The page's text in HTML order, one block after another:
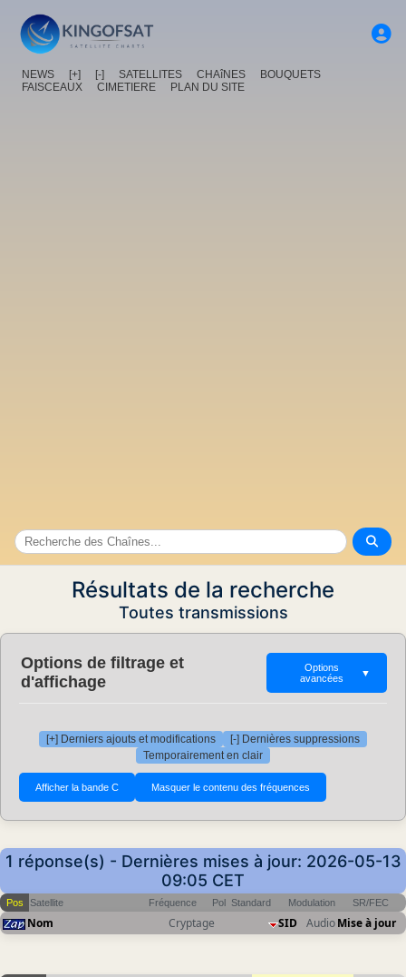
NEWS [+] [-] SATELLITES CHAîNES
BOUQUETS
FAISCEAUX
CIMETIERE PLAN DU SITE
Résultats de la recherche
Toutes transmissions
Options de filtrage et
d'affichage
Options
avancées
▼
[+] Derniers ajouts et modifications
[-] Dernières suppressions
Temporairement en clair
1 réponse(s) - Dernières mises à jour: 2026-05-13
09:05 CET
Pos Satellite Fréquence Pol Standard Modulation SR/FEC
Nom Cryptage SID AudioMise à jour